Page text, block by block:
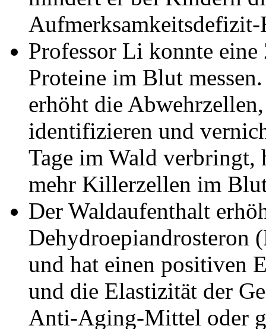
Professor Li konnte
Proteine im Blut
erhöht die
identifizieren und
Tage im Wald verbringt,
mehr Killerzellen im
Der Waldaufenthalt
Dehydroepiandrosteron
und hat einen positiven
und die Elastizität der
Anti-Aging-Mittel oder